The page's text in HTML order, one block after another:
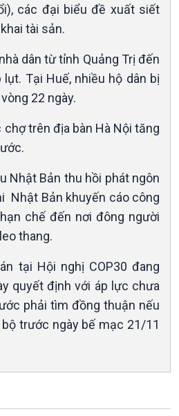
Tin Khoa học & Công nghệ
Kết nối công nghệ
khí hậu
Multimedia
Ảnh
Video
các đại biểu đề xuất siết
tài sản.
dân từ tỉnh Quảng Trị đến
Tại Huế, nhiều hộ dân bị
22 ngày.
chợ trên địa bàn Hà Nội tăng
Nhật Bản thu hồi phát ngôn
Nhật Bản khuyến cáo công
chế đến nơi đông người
thang.
tại Hội nghị COP30 đang
quyết định với áp lực chưa
phải tìm đồng thuận nếu
trước ngày bế mạc 21/11